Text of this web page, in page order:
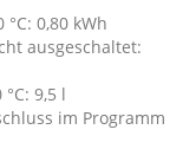
0,80 kWh
ausgeschaltet:
9,5 l
im Programm